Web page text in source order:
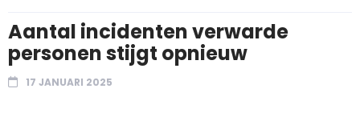
Aantal incidenten verwarde
personen stijgt opnieuw
17 JANUARI 2025